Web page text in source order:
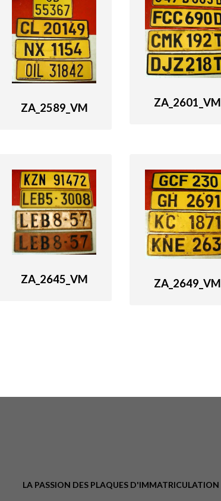
ZA_2589_VM
ZA_2601_VM
ZA_2645_VM ZA_2649_VM
LA PASSION DES PLAQUES D'IMMATRICULATION